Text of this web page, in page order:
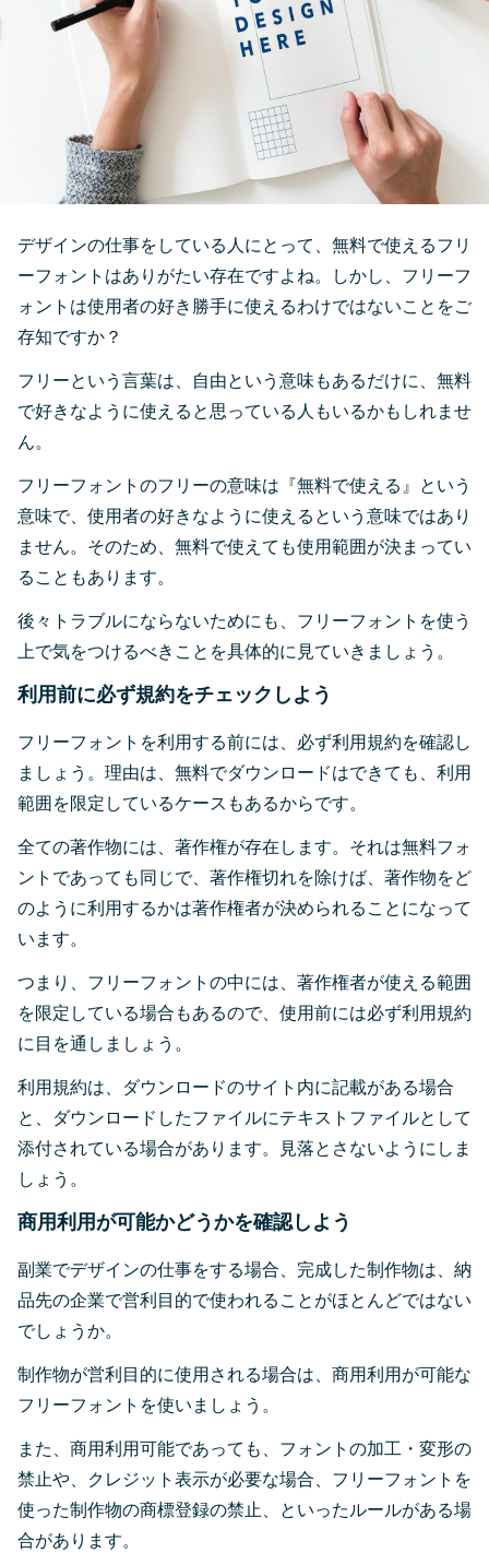
デザインの仕事をしている人にとって、無料で使えるフリ
ーフォントはありがたい存在ですよね。しかし、フリーフ
ォントは使用者の好き勝手に使えるわけではないことをご
存知ですか？
フリーという言葉は、自由という意味もあるだけに、無料
で好きなように使えると思っている人もいるかもしれませ
ん。
フリーフォントのフリーの意味は『無料で使える』という
意味で、使用者の好きなように使えるという意味ではあり
ません。そのため、無料で使えても使用範囲が決まってい
ることもあります。
後々トラブルにならないためにも、フリーフォントを使う
上で気をつけるべきことを具体的に見ていきましょう。
利用前に必ず規約をチェックしよう
フリーフォントを利用する前には、必ず利用規約を確認し
ましょう。理由は、無料でダウンロードはできても、利用
範囲を限定しているケースもあるからです。
全ての著作物には、著作権が存在します。それは無料フォ
ントであっても同じで、著作権切れを除けば、著作物をど
のように利用するかは著作権者が決められることになって
います。
つまり、フリーフォントの中には、著作権者が使える範囲
を限定している場合もあるので、使用前には必ず利用規約
に目を通しましょう。
利用規約は、ダウンロードのサイト内に記載がある場合
と、ダウンロードしたファイルにテキストファイルとして
添付されている場合があります。見落とさないようにしま
しょう。
商用利用が可能かどうかを確認しよう
副業でデザインの仕事をする場合、完成した制作物は、納
品先の企業で営利目的で使われることがほとんどではない
でしょうか。
制作物が営利目的に使用される場合は、商用利用が可能な
フリーフォントを使いましょう。
また、商用利用可能であっても、フォントの加工・変形の
禁止や、クレジット表示が必要な場合、フリーフォントを
使った制作物の商標登録の禁止、といったルールがある場
合があります。